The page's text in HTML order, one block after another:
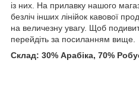
із них. На прилавку нашого
безліч інших лінійок кавової
на величезну увагу. Щоб
перейдіть за посиланням вище.
Склад: 30% Арабіка, 70%